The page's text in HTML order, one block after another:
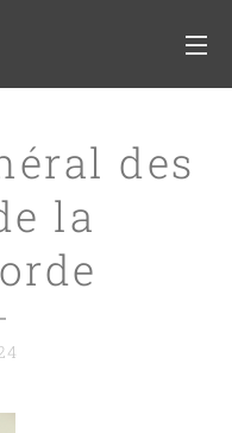
des
la